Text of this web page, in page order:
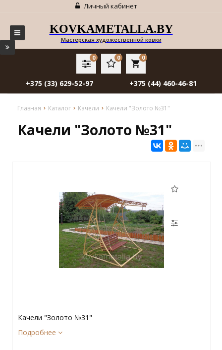
Личный кабинет
KOVKAMETALLA.BY
Мастерская художественной ковки
local_grocery_store
0
0
0
+375 (33) 629-52-97 +375 (44) 460-46-81
Главная Каталог Качели Качели "Золото №31"
Качели "Золото №31"
Качели "Золото №31"
Подробнее